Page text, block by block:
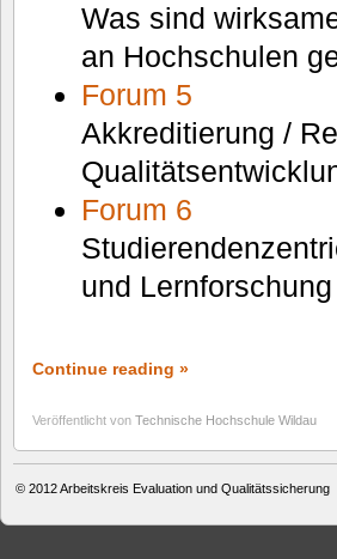
Was sind
an Hochschulen
Forum 5
Akkreditierung /
Forum 6
und Lernforschung
Continue reading »
Veröffentlicht von Technische Hochschule Wildau
© 2012Arbeitskreis Evaluation und Qualitätssicherung